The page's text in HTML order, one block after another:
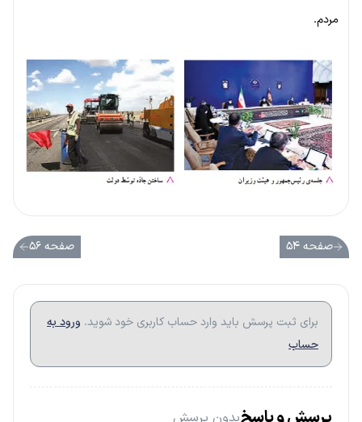
مردم.
صفحه ۵۴ صفحه ۵۶
برای ثبت پرسش باید وارد حساب کاربری خود شوید. ورود به
حساب
بدون پرسش